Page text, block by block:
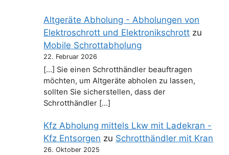
Altgeräte Abholung - Abholungen von
Elektroschrott und Elektronikschrott zu
Mobile Schrottabholung
22. Februar 2026
[…] Sie einen Schrotthändler beauftragen
möchten, um Altgeräte abholen zu lassen,
sollten Sie sicherstellen, dass der
Schrotthändler […]
Kfz Abholung mittels Lkw mit Ladekran -
Kfz Entsorgen zu Schrotthändler mit Kran
26. Oktober 2025